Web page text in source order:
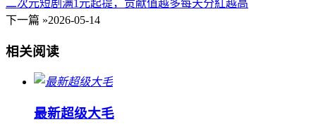
二次元短剧满1元起提，贡献值越多每天分紅越高
下一篇 »2026-05-14
相关阅读
最新超级大毛